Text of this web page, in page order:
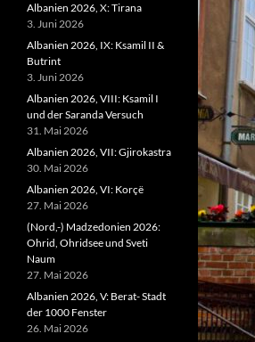
Albanien 2026, X: Tirana
3. Juni 2026
Albanien 2026, IX: Ksamil II &
Butrint
3. Juni 2026
Albanien 2026, VIII: Ksamil I
und der Saranda Versuch
31. Mai 2026
Albanien 2026, VII: Gjirokastra
30. Mai 2026
Albanien 2026, VI: Korçë
27. Mai 2026
(Nord,-) Madzedonien 2026:
Ohrid, Ohridsee und Sveti
Naum
27. Mai 2026
Albanien 2026, V: Berat- Stadt
der 1000 Fenster
26. Mai 2026